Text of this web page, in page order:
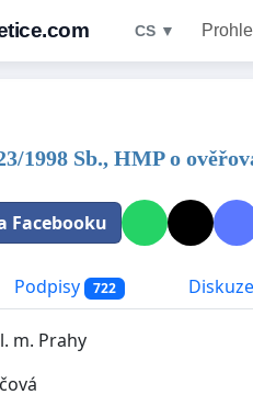
CS ▼
1998 Sb., HMP o
Facebooku
Podpisy 722 Diskuze
m. Prahy